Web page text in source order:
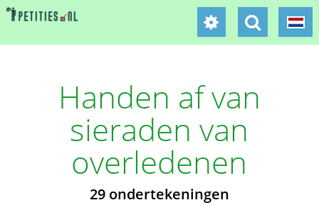
Handen af van
sieraden van
overledenen
29 ondertekeningen